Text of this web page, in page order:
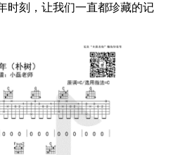
时刻，让我们一直都珍藏的记